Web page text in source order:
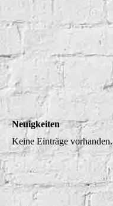
Neuigkeiten
Keine Einträge vorhanden.